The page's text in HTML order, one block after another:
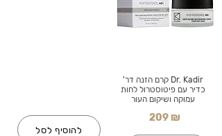
להוסיף לסל
Dr. Kadir קרם הזנה דר'
כדיר עם פיטוסטרול לחות
עמוקה ושיקום העור
209 ₪